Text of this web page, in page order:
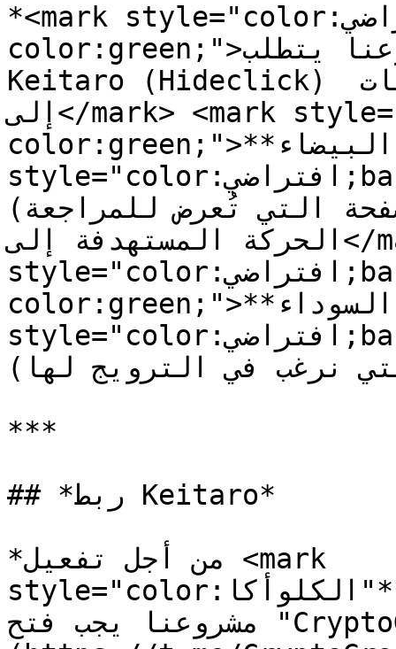
*<mark style="color:افتراضي;background-
color:green;">بكلمات بسيطة في مشروعنا يتطلب
Keitaro (Hideclick) لإعادة توجيه الحركة من البوتات
إلى</mark> <mark style="color:أخضر;background-
color:green;">**الصفحة البيضاء**</mark><mark
style="color:افتراضي;background-color:green;">
(الصفحة التي تُعرض للمراجعة)، بينما يتم توجيه
الحركة المستهدفة إلى</mark>* *<mark
style="color:افتراضي;background-
color:green;">**الصفحة السوداء**</mark><mark
style="color:افتراضي;background-color:green;">
(الصفحة التي نرغب في الترويج لها)</mark>*
***
## *ربط Keitaro*
*من أجل تفعيل <mark
style="color:أخضر;">**"الكلوأكا"**</mark> في
مشروعنا يجب فتح "CryptoGrab\_Site"* [***البوت***]